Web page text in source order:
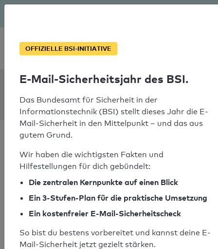
Soforthilfe bei Notfällen
neuendettelsau.eu
SPF-Check bestanden
Ihr SPF-Record Prüfergebnis
OFFIZIELLE BSI-INITIATIVE
E-Mail-Sicherheitsjahr des BSI.
Das Bundesamt für Sicherheit in der
Informationstechnik (BSI) stellt dieses Jahr die E-
Mail-Sicherheit in den Mittelpunkt – und das aus
gutem Grund.
Wir haben die wichtigsten Fakten und
Hilfestellungen für dich gebündelt:
Die zentralen Kernpunkte auf einen Blick
Ein 3-Stufen-Plan für die praktische Umsetzung
Ein kostenfreier E-Mail-Sicherheitscheck
So bist du bestens vorbereitet und kannst deine E-
Mail-Sicherheit jetzt gezielt stärken.